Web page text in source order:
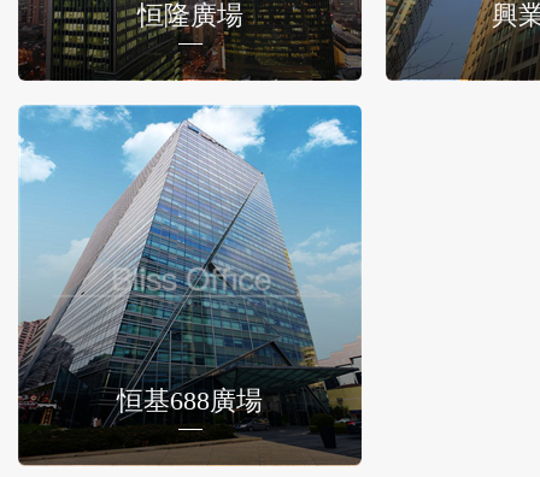
恒隆廣場 興
恒基688廣場